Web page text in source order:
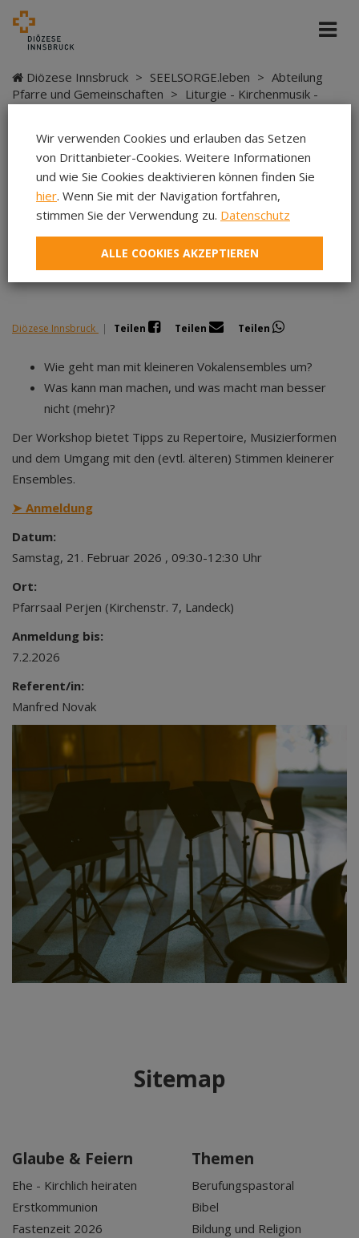
Diözese Innsbruck > SEELSORGE.leben > Abteilung
Pfarre und Gemeinschaften > Liturgie - Kirchenmusik -
Wenn Chöre kleiner
werden
Diözese Innsbruck | Teilen Teilen Teilen
Wie geht man mit kleineren Vokalensembles um?
Was kann man machen, und was macht man besser
nicht (mehr)?
Der Workshop bietet Tipps zu Repertoire, Musizierformen
und dem Umgang mit den (evtl. älteren) Stimmen kleinerer
Ensembles.
➤ Anmeldung
Datum:
Samstag, 21. Februar 2026 , 09:30-12:30 Uhr
Ort:
Pfarrsaal Perjen (Kirchenstr. 7, Landeck)
Anmeldung bis:
7.2.2026
Referent/in:
Manfred Novak
Sitemap
Glaube & Feiern
Ehe - Kirchlich heiraten
Erstkommunion
Fastenzeit 2026
Themen
Berufungspastoral
Bibel
Bildung und Religion
Wir verwenden Cookies und erlauben das Setzen
von Drittanbieter-Cookies. Weitere Informationen
und wie Sie Cookies deaktivieren können finden Sie
hier. Wenn Sie mit der Navigation fortfahren,
stimmen Sie der Verwendung zu. Datenschutz
ALLE COOKIES AKZEPTIEREN